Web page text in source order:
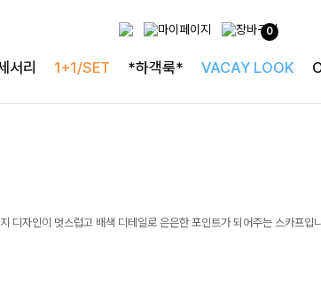
0
서리 1+1/SET *하객룩* VACAY LOOK
디자인이 멋스럽고 배색 디테일로 은은한 포인트가 되어주는 스카프입